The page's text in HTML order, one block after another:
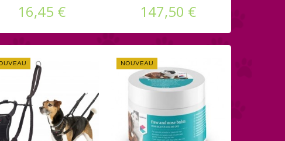
16,45 € 147,50 €
NOUVEAU